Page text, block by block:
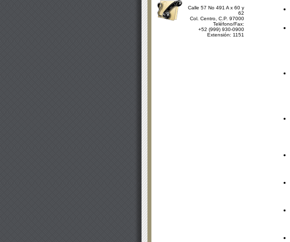
Calle 57 No 491 A x 60 y
62
Col. Centro, C.P. 97000
Teléfono/Fax:
+52 (999) 930-0900
Extensión: 1151